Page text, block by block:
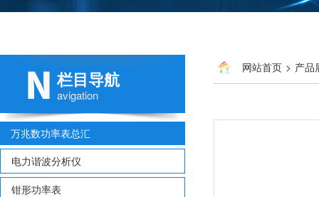
栏目导航
avigation
万兆数功率表总汇
电力谐波分析仪
钳形功率表
网站首页 > 产品